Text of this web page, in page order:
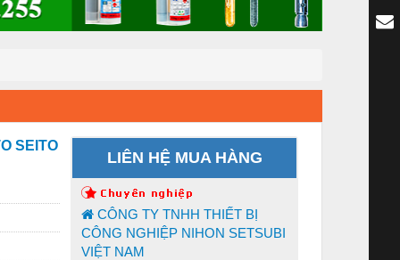
SEITO
LIÊN HỆ MUA HÀNG
CÔNG TY TNHH THIẾT BỊ
CÔNG NGHIỆP NIHON SETSUBI
VIỆT NAM